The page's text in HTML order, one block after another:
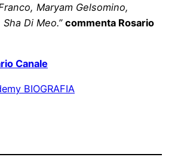
Maryam Gelsomino,
Di Meo.” commenta Rosario
Canale
BIOGRAFIA